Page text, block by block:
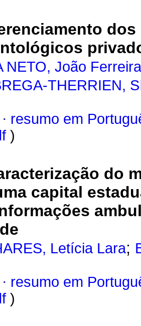
NETO, João Ferreira
THERRIEN,
· resumo em
)
do
capital
Letícia Lara;
· resumo em
)